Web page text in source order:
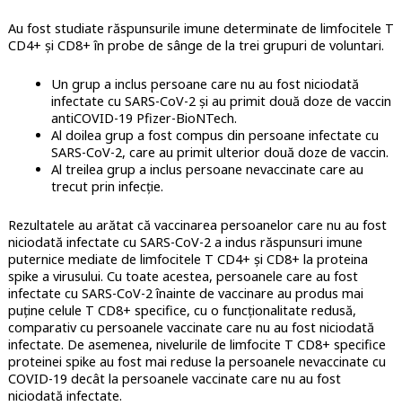
Au fost studiate răspunsurile imune determinate de limfocitele T
CD4+ și CD8+ în probe de sânge de la trei grupuri de voluntari.
Un grup a inclus persoane care nu au fost niciodată
infectate cu SARS-CoV-2 și au primit două doze de vaccin
antiCOVID-19 Pfizer-BioNTech.
Al doilea grup a fost compus din persoane infectate cu
SARS-CoV-2, care au primit ulterior două doze de vaccin.
Al treilea grup a inclus persoane nevaccinate care au
trecut prin infecție.
Rezultatele au arătat că vaccinarea persoanelor care nu au fost
niciodată infectate cu SARS-CoV-2 a indus răspunsuri imune
puternice mediate de limfocitele T CD4+ și CD8+ la proteina
spike a virusului. Cu toate acestea, persoanele care au fost
infectate cu SARS-CoV-2 înainte de vaccinare au produs mai
puține celule T CD8+ specifice, cu o funcționalitate redusă,
comparativ cu persoanele vaccinate care nu au fost niciodată
infectate. De asemenea, nivelurile de limfocite T CD8+ specifice
proteinei spike au fost mai reduse la persoanele nevaccinate cu
COVID-19 decât la persoanele vaccinate care nu au fost
niciodată infectate.